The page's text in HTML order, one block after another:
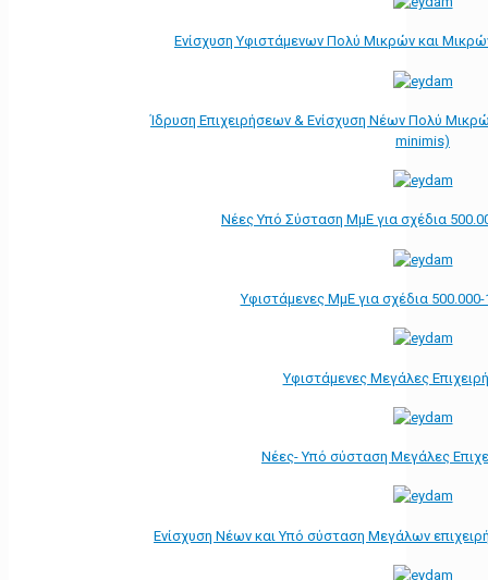
Ενίσχυση Υφιστάμενων Πολύ Μικρών και
Ίδρυση Επιχειρήσεων & Ενίσχυση Νέων Πολύ
minimis)
Νέες Υπό Σύσταση ΜμΕ για σχέδια
Υφιστάμενες ΜμΕ για σχέδια
Υφιστάμενες Μεγάλες
Νέες- Υπό σύσταση Μεγάλες
Ενίσχυση Νέων και Υπό σύσταση Μεγάλων